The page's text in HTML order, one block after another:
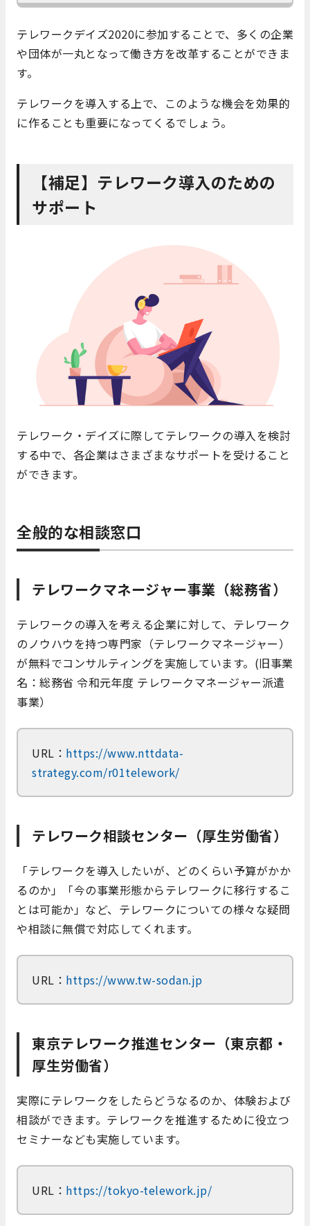
テレワークデイズ2020に参加することで、多くの企業
や団体が一丸となって働き方を改革することができま
す。
テレワークを導入する上で、このような機会を効果的
に作ることも重要になってくるでしょう。
【補足】テレワーク導入のための
サポート
テレワーク・デイズに際してテレワークの導入を検討
する中で、各企業はさまざまなサポートを受けること
ができます。
全般的な相談窓口
テレワークマネージャー事業（総務省）
テレワークの導入を考える企業に対して、テレワーク
のノウハウを持つ専門家（テレワークマネージャー）
が無料でコンサルティングを実施しています。(旧事業
名：総務省 令和元年度 テレワークマネージャー派遣
事業）
URL： https://www.nttdata-
strategy.com/r01telework/
テレワーク相談センター（厚生労働省）
「テレワークを導入したいが、どのくらい予算がかか
るのか」「今の事業形態からテレワークに移行するこ
とは可能か」など、テレワークについての様々な疑問
や相談に無償で対応してくれます。
URL： https://www.tw-sodan.jp
東京テレワーク推進センター（東京都・
厚生労働省）
実際にテレワークをしたらどうなるのか、体験および
相談ができます。テレワークを推進するために役立つ
セミナーなども実施しています。
URL： https://tokyo-telework.jp/